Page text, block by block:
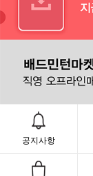
공지사항